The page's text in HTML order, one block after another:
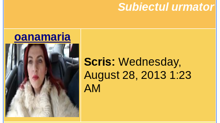
Subiectul urmator
oanamaria
Scris:Wednesday,
August 28, 2013 1:23
AM